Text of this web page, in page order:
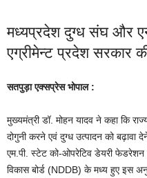
मध्यप्रदेश दुग्ध संघ और
एग्रीमेन्ट प्रदेश सरकार
सतपुड़ा एक्सप्रेस भोपाल :
मुख्यमंत्री डॉ. मोहन यादव ने कहा कि
दोगुनी करने एवं दुग्ध उत्पादन को बढ़ावा
एम.पी. स्टेट को-ओपरेटिव डेयरी फेडरेशन
विकास बोर्ड (NDDB) के मध्य हुए इस